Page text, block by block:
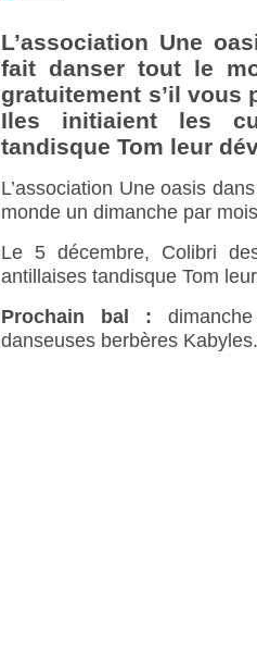
L’association Une
fait danser tout le
gratuitement s’il vous
Iles initiaient les
tandisque Tom leur
L’association Une oasis
monde un dimanche par
Le 5 décembre, Colibri
antillaises tandisque Tom
Prochain bal :
danseuses berbères